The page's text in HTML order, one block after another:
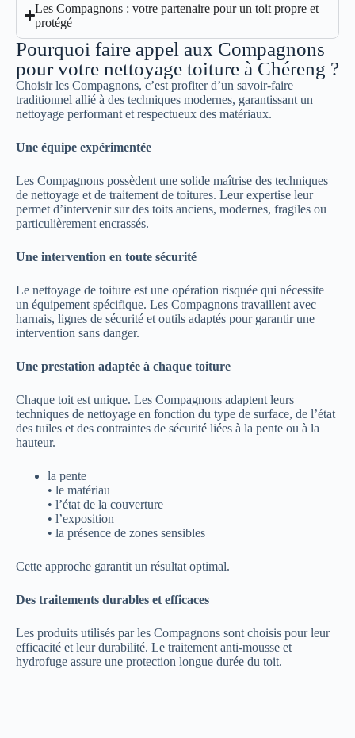
Les Compagnons : votre partenaire pour un toit propre et
protégé
Pourquoi faire appel aux Compagnons
pour votre nettoyage toiture à Chéreng ?
Choisir les Compagnons, c’est profiter d’un savoir-faire
traditionnel allié à des techniques modernes, garantissant un
nettoyage performant et respectueux des matériaux.
Une équipe expérimentée
Les Compagnons possèdent une solide maîtrise des techniques
de nettoyage et de traitement de toitures. Leur expertise leur
permet d’intervenir sur des toits anciens, modernes, fragiles ou
particulièrement encrassés.
Une intervention en toute sécurité
Le nettoyage de toiture est une opération risquée qui nécessite
un équipement spécifique. Les Compagnons travaillent avec
harnais, lignes de sécurité et outils adaptés pour garantir une
intervention sans danger.
Une prestation adaptée à chaque toiture
Chaque toit est unique. Les Compagnons adaptent leurs
techniques de nettoyage en fonction du type de surface, de l’état
des tuiles et des contraintes de sécurité liées à la pente ou à la
hauteur.
la pente
• le matériau
• l’état de la couverture
• l’exposition
• la présence de zones sensibles
Cette approche garantit un résultat optimal.
Des traitements durables et efficaces
Les produits utilisés par les Compagnons sont choisis pour leur
efficacité et leur durabilité. Le traitement anti-mousse et
hydrofuge assure une protection longue durée du toit.